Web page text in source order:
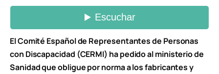
El Comité Español de Representantes de Personas
con Discapacidad (CERMI) ha pedido al ministerio de
Sanidad que obligue por norma a los fabricantes y